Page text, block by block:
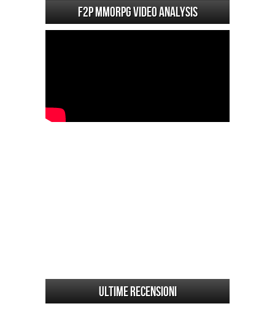
F2P MMORPG Video analysis
Ultime Recensioni